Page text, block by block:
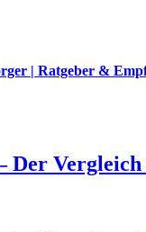
| Ratgeber &
Der